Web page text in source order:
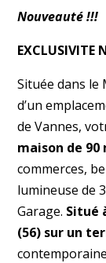
Nouveauté !!!
EXCLUSIVITE
Située dans le
d’un
de Vannes,
maison de 90
commerces,
lumineuse de
Garage. Situé
(56) sur un